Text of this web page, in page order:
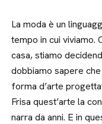
La moda è un
tempo in cui viviamo.
casa, stiamo
dobbiamo sapere
forma d’arte
Frisa quest’arte la
narra da anni. E in